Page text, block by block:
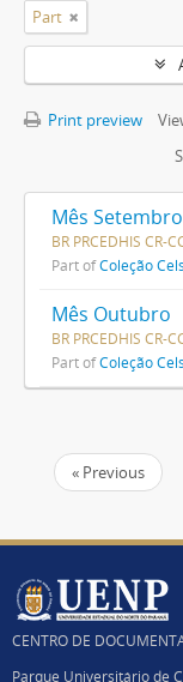
Part
Print preview
Mês Setembro
BR PRCEDHIS CR-
Part ofColeção
Mês Outubro
BR PRCEDHIS CR-
Part ofColeção
« Previous
CENTRO DE
Parque Universitário de